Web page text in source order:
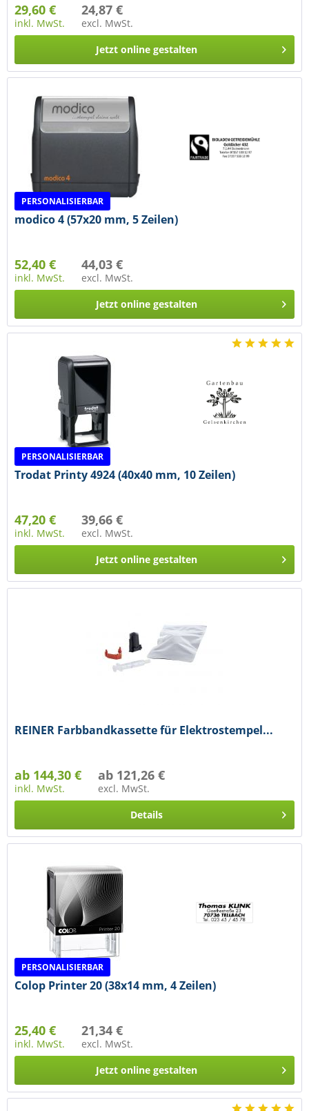
29,60 €
inkl. MwSt.
24,87 €
excl. MwSt.
Jetzt online gestalten
PERSONALISIERBAR
modico 4 (57x20 mm, 5 Zeilen)
52,40 €
inkl. MwSt.
44,03 €
excl. MwSt.
Jetzt online gestalten
PERSONALISIERBAR
Trodat Printy 4924 (40x40 mm, 10 Zeilen)
47,20 €
inkl. MwSt.
39,66 €
excl. MwSt.
Jetzt online gestalten
REINER Farbbandkassette für Elektrostempel...
ab 144,30 €
inkl. MwSt.
ab 121,26 €
excl. MwSt.
Details
PERSONALISIERBAR
Colop Printer 20 (38x14 mm, 4 Zeilen)
25,40 €
inkl. MwSt.
21,34 €
excl. MwSt.
Jetzt online gestalten